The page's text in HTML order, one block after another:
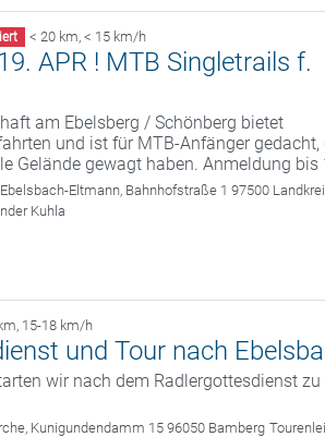
< 20 km, < 15 km/h
APR ! MTB Singletrails f.
am Ebelsberg / Schönberg bietet
und ist für MTB-Anfänger gedacht,
Gelände gewagt haben. Anmeldung bis
Eltmann, Bahnhofstraße 1 97500
Kuhla
, 15-18 km/h
und Tour nach
wir nach dem Radlergottesdienst zu
Kunigundendamm 15 96050 Bamberg